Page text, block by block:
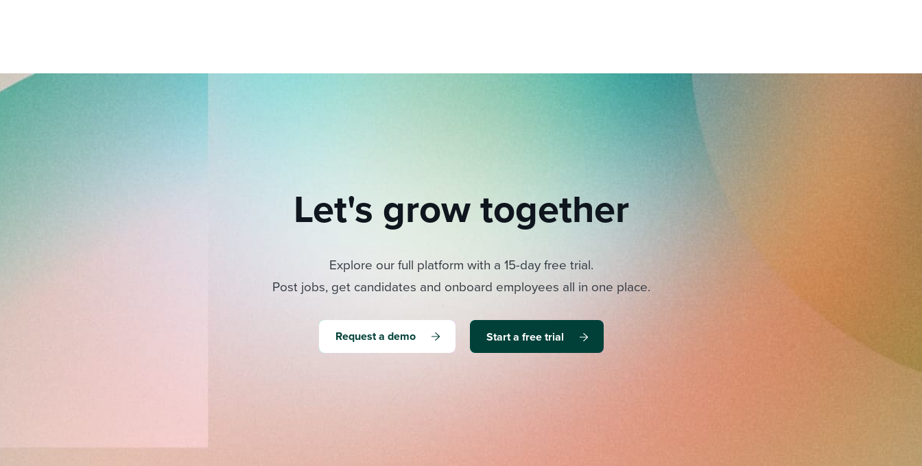
Let's grow together
Explore our full platform with a 15-day free trial.
Post jobs, get candidates and onboard employees all in one place.
Request a demo Start a free trial